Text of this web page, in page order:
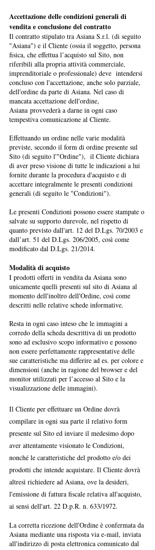
Accettazione delle condizioni generali di
vendita e conclusione del contratto
Il contratto stipulato tra Asiana S.r.l. (di seguito
"Asiana") e il Cliente (ossia il soggetto, persona
fisica, che effettua l’acquisto sul Sito, non
riferibili alla propria attività commerciale,
imprenditoriale o professionale) deve intendersi
concluso con l'accettazione, anche solo parziale,
dell'ordine da parte di Asiana. Nel caso di
mancata accettazione dell'ordine,
Asiana provvederà a darne in ogni caso
tempestiva comunicazione al Cliente.
Effettuando un ordine nelle varie modalità
previste, secondo il form di ordine presente sul
Sito (di seguito l'"Ordine"), il Cliente dichiara
di aver preso visione di tutte le indicazioni a lui
fornite durante la procedura d'acquisto e di
accettare integralmente le presenti condizioni
generali (di seguito le "Condizioni").
Le presenti Condizioni possono essere stampate o
salvate su supporto durevole, nel rispetto di
quanto previsto dall'art. 12 del D.Lgs. 70/2003 e
dall’art. 51 del D.Lgs. 206/2005, così come
modificato dal D.Lgs. 21/2014.
Modalità di acquisto
I prodotti offerti in vendita da Asiana sono
unicamente quelli presenti sul sito di Asiana al
momento dell'inoltro dell'Ordine, così come
descritti nelle relative schede informative.
Resta in ogni caso inteso che le immagini a
corredo della scheda descrittiva di un prodotto
sono ad esclusivo scopo informativo e possono
non essere perfettamente rappresentative delle
sue caratteristiche ma differire ad es. per colore e
dimensioni (anche in ragione del browser e del
monitor utilizzati per l’accesso al Sito e la
visualizzazione delle immagini).
Il Cliente per effettuare un Ordine dovrà
compilare in ogni sua parte il relativo form
presente sul Sito ed inviare il medesimo dopo
aver attentamente visionato le Condizioni,
nonché le caratteristiche del prodotto e/o dei
prodotti che intende acquistare. Il Cliente dovrà
altresì richiedere ad Asiana, ove la desideri,
l'emissione di fattura fiscale relativa all'acquisto,
ai sensi dell'art. 22 D.p.R. n. 633/1972.
La corretta ricezione dell'Ordine è confermata da
Asiana mediante una risposta via e-mail, inviata
all'indirizzo di posta elettronica comunicato dal